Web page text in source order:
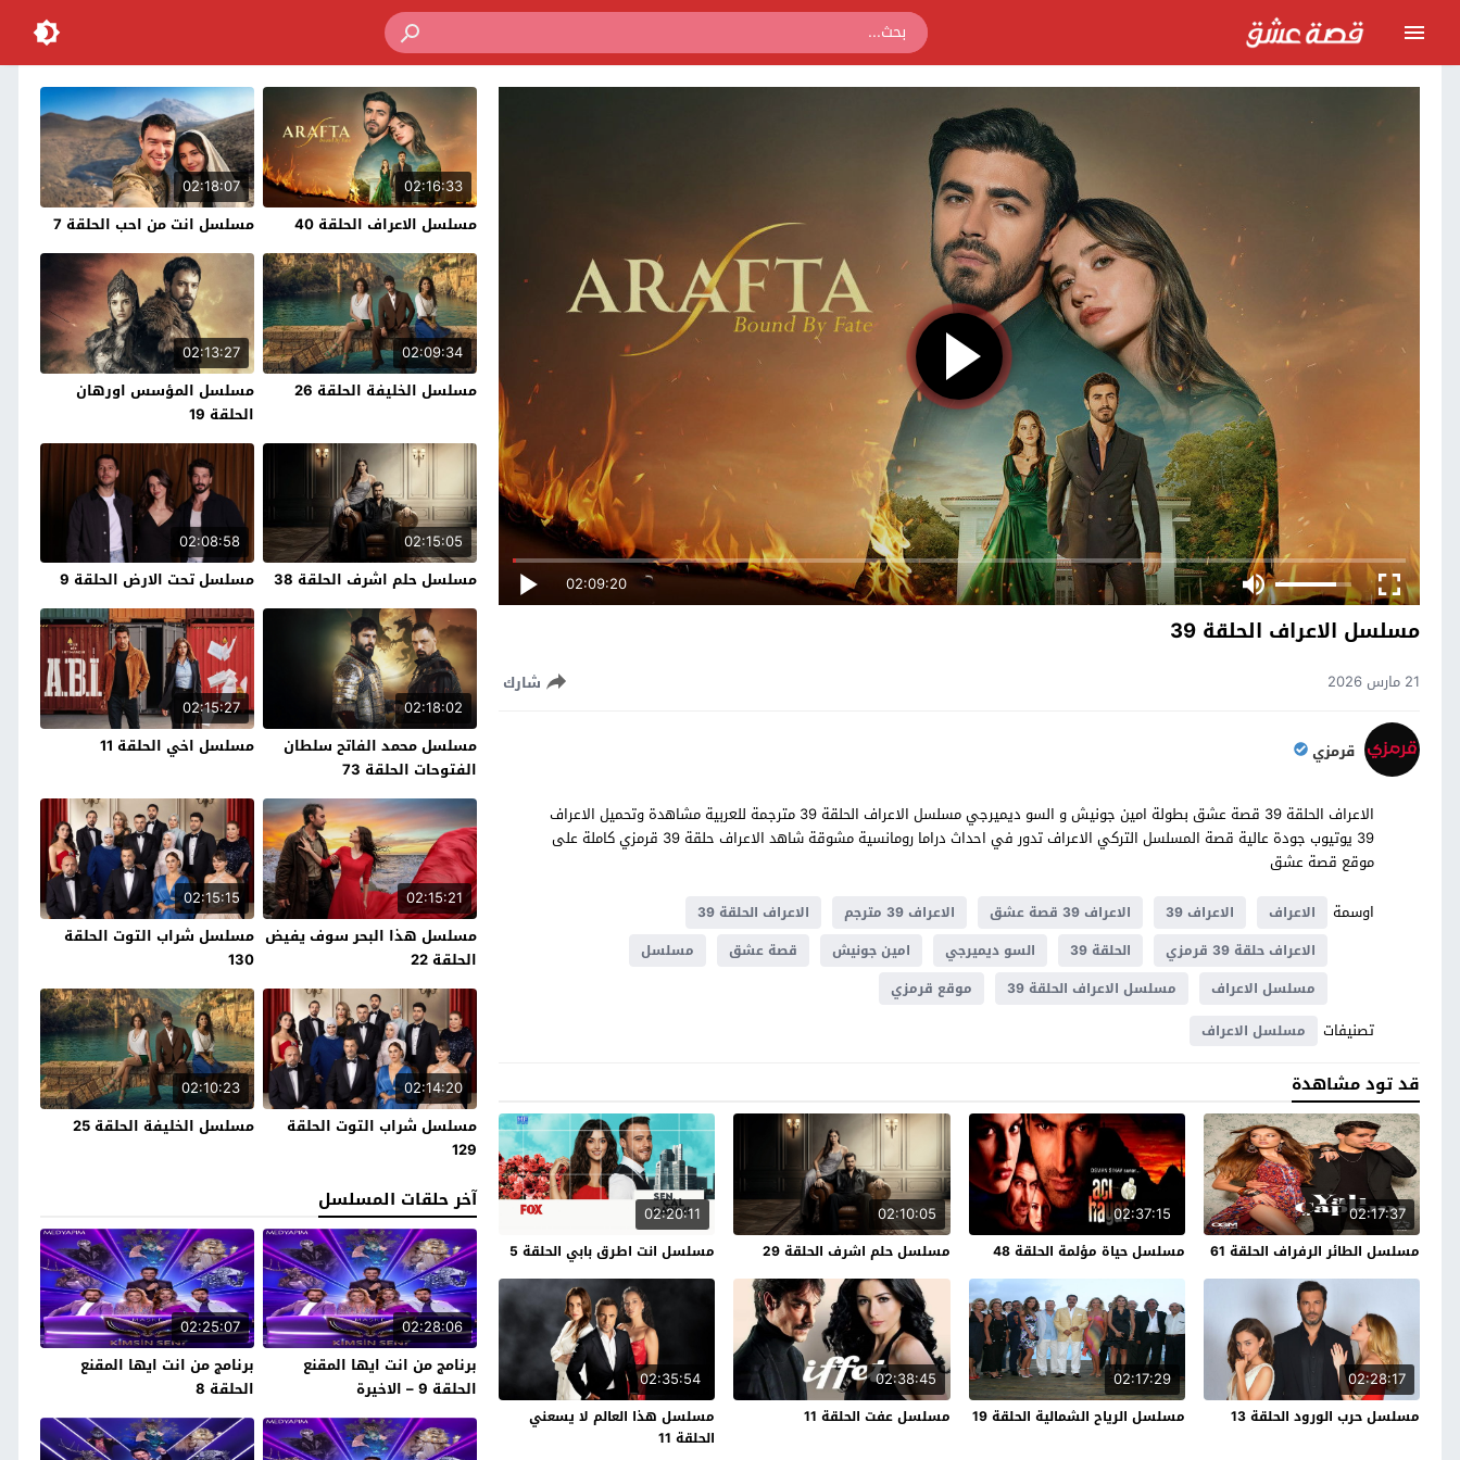
02:09:20
مسلسل الاعراف الحلقة 39
21 مارس 2026 شارك
قرمزي
الاعراف الحلقة 39 قصة عشق بطولة امين جونيش و السو ديميرجي مسلسل الاعراف الحلقة 39 مترجمة للعربية مشاهدة وتحميل الاعراف
39 يوتيوب جودة عالية قصة المسلسل التركي الاعراف تدور في احداث دراما ​​رومانسية مشوقة شاهد الاعراف حلقة 39 قرمزي كاملة على
موقع قصة عشق
اوسمة
الاعراف الاعراف 39 الاعراف 39 قصة عشق الاعراف 39 مترجم
الاعراف الحلقة 39
الاعراف حلقة 39 قرمزي
الحلقة 39 السو ديميرجي امين جونيش قصة عشق
مسلسل
مسلسل الاعراف
مسلسل الاعراف الحلقة 39 موقع قرمزي
تصنيفات مسلسل الاعراف
قد تود مشاهدة
02:17:37
مسلسل الطائر الرفراف الحلقة 61
02:37:15
مسلسل حياة مؤلمة الحلقة 48
02:10:05
مسلسل حلم اشرف الحلقة 29
02:20:11
مسلسل انت اطرق بابي الحلقة 5
02:28:17
مسلسل حرب الورود الحلقة 13
02:17:29
مسلسل الرياح الشمالية الحلقة 19
02:38:45
مسلسل عفت الحلقة 11
02:35:54
مسلسل هذا العالم لا يسعني
الحلقة 11
02:16:33
مسلسل الاعراف الحلقة 40
02:18:07
مسلسل انت من احب الحلقة 7
02:09:34
مسلسل الخليفة الحلقة 26
02:13:27
مسلسل المؤسس اورهان
الحلقة 19
02:15:05
مسلسل حلم اشرف الحلقة 38
02:08:58
مسلسل تحت الارض الحلقة 9
02:18:02
مسلسل محمد الفاتح سلطان
الفتوحات الحلقة 73
02:15:27
مسلسل اخي الحلقة 11
02:15:21
مسلسل هذا البحر سوف يفيض
الحلقة 22
02:15:15
مسلسل شراب التوت الحلقة
130
02:14:20
مسلسل شراب التوت الحلقة
129
02:10:23
مسلسل الخليفة الحلقة 25
آخر حلقات المسلسل
02:28:06
برنامج من انت ايها المقنع
الحلقة 9 – الاخيرة
02:25:07
برنامج من انت ايها المقنع
الحلقة 8